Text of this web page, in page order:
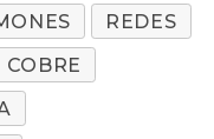
REDES
COBRE